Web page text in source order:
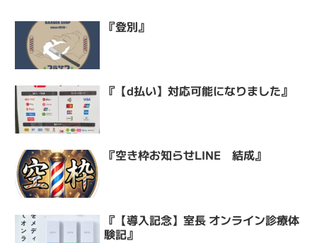
『登別』
『【d払い】対応可能になりました』
『空き枠お知らせLINE 結成』
『【導入記念】室長 オンライン診療体
験記』